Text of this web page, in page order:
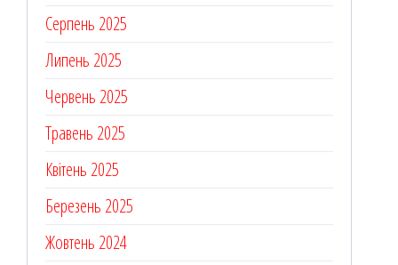
Серпень 2025
Липень 2025
Червень 2025
Травень 2025
Квітень 2025
Березень 2025
Жовтень 2024